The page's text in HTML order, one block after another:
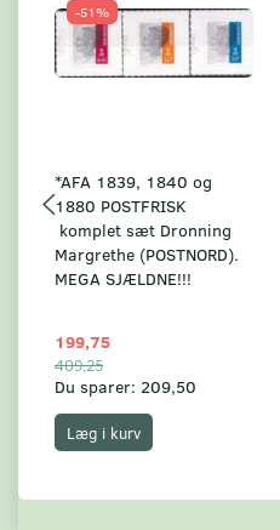
-51%
*AFA 1839, 1840 og
1880 POSTFRISK
komplet sæt Dronning
Margrethe (POSTNORD).
MEGA SJÆLDNE!!!
199,75
409,25
Du sparer: 209,50
Læg i kurv